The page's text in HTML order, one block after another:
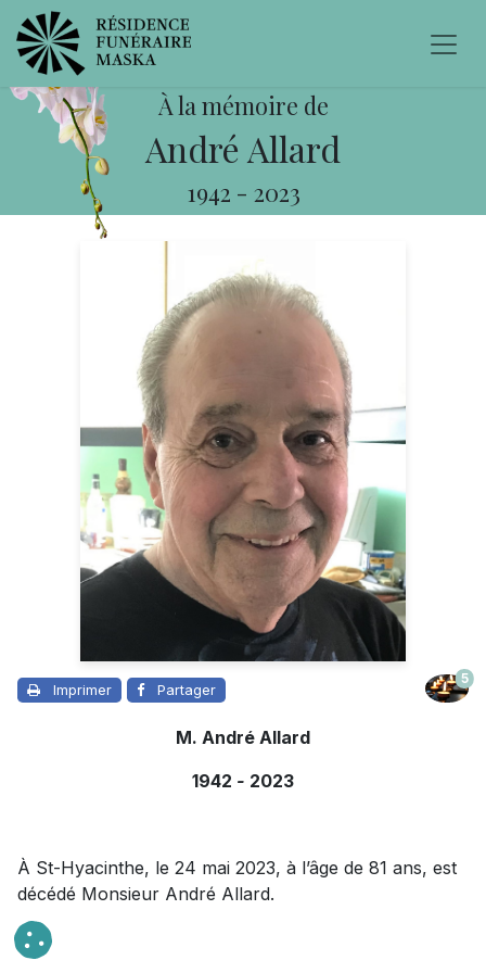
À la mémoire de
André Allard
1942 - 2023
Imprimer Partager
5
M. André Allard
1942 - 2023
À St-Hyacinthe, le 24 mai 2023, à l’âge de 81 ans, est
décédé Monsieur André Allard.